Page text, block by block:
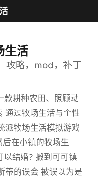
生活
攻略，mod，补丁
款耕种农田、照顾动
通过牧场生活与个性
派牧场生活模拟游戏
在小镇的牧场生
结婚? 搬到可可镇
蒂的误会 被误以为是